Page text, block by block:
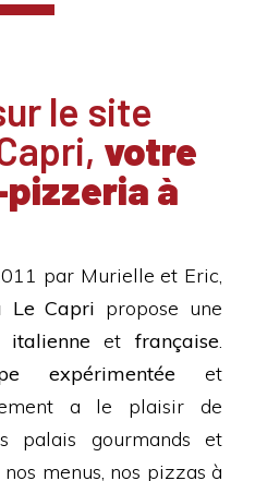
le site
votre
à
par Murielle et Eric,
Le Capri propose une
italienneetfrançaise.
expérimentée et
a le plaisir de
palais gourmands et
menus, nos pizzas à